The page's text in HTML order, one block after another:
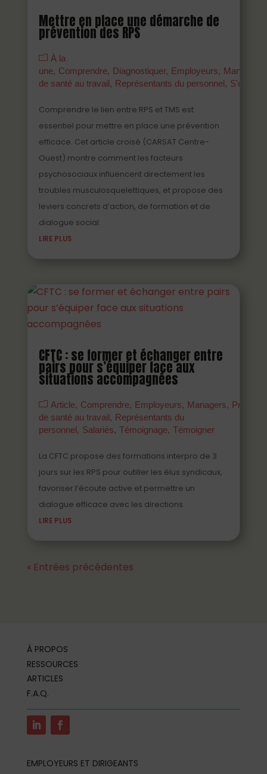
Mettre en place une démarche de
prévention des RPS
À la
une
Comprendre Diagnostiquer Employeurs
Managers
de santé au travail
Représentants du personnel
Comprendre le lien entre RPS et TMS est
essentiel pour mettre en place une prévention
efficace. Cet article croisé (CARSAT Centre-
Ouest) montre comment les facteurs
psychosociaux influencent directement les
troubles musculosquelettiques, et propose des
leviers concrets d’action, de formation et de
dialogue social.
LIRE PLUS
CFTC : se former et échanger entre
pairs pour s’équiper face aux
situations accompagnées
Article Comprendre Employeurs Managers
Prévenir
de santé au travail
Représentants du
personnel
Salariés Témoignage Témoigner
La CFTC propose des formations interpro de 3
jours sur les RPS pour outiller les élus syndicaux,
favoriser l’écoute active et permettre un
dialogue efficace avec les directions.
LIRE PLUS
« Entrées précédentes
À PROPOS
RESSOURCES
ARTICLES
F.A.Q.
EMPLOYEURS ET DIRIGEANTS